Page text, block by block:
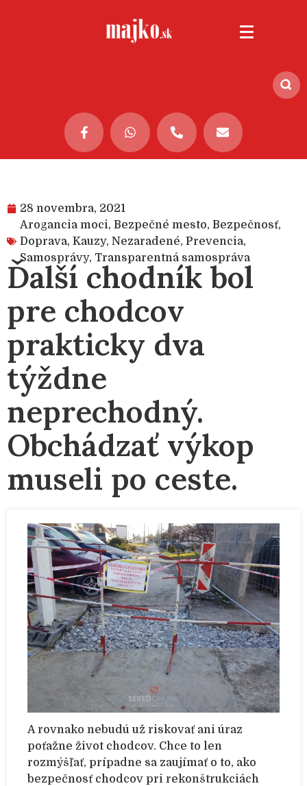
28 novembra, 2021
Arogancia moci, Bezpečné mesto, Bezpečnosť,
Doprava, Kauzy, Nezaradené, Prevencia,
Samosprávy, Transparentná samospráva
Ďalší chodník bol
pre chodcov
prakticky dva
týždne
neprechodný.
Obchádzať výkop
museli po ceste.
A rovnako nebudú už riskovať ani úraz
poťažne život chodcov. Chce to len
rozmýšľať, prípadne sa zaujímať o to, ako
bezpečnosť chodcov pri rekonštrukciách